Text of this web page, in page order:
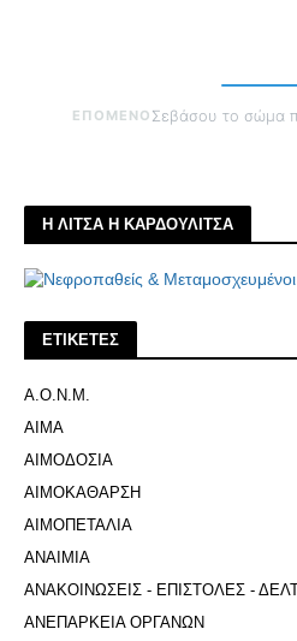
ΕΠΟΜΕΝΟ Σεβάσου το σώμα
Η ΛΙΤΣΑ Η ΚΑΡΔΟΥΛΙΤΣΑ
ΕΤΙΚΕΤΕΣ
Α.Ο.Ν.Μ.
ΑΙΜΑ
ΑΙΜΟΔΟΣΙΑ
ΑΙΜΟΚΑΘΑΡΣΗ
ΑΙΜΟΠΕΤΑΛΙΑ
ΑΝΑΙΜΙΑ
ΑΝΑΚΟΙΝΩΣΕΙΣ - ΕΠΙΣΤΟΛΕΣ -
ΑΝΕΠΑΡΚΕΙΑ ΟΡΓΑΝΩΝ